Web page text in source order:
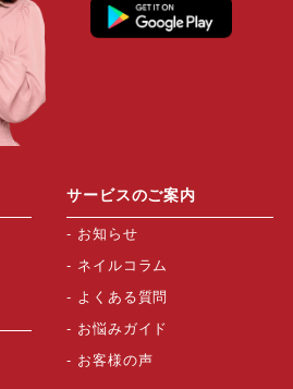
サービスのご案内
お知らせ
ネイルコラム
よくある質問
お悩みガイド
お客様の声